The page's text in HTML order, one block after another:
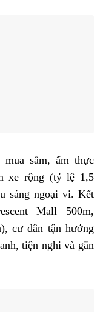
mua sắm, ẩm thực
xe rộng (tỷ lệ 1,5
sáng ngoại vi. Kết
Mall 500m,
cư dân tận hưởng
tiện nghi và gắn